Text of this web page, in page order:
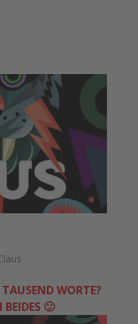
WORTE?
BEIDES 🙂